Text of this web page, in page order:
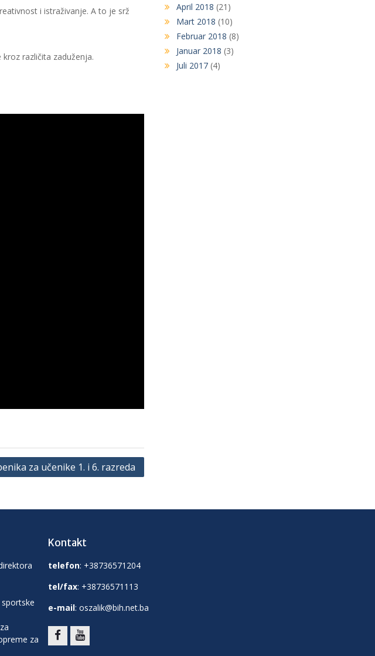
i istraživanje. A to je srž
različita zaduženja.
za učenike 1. i 6. razreda
April 2018 (21)
Mart 2018 (10)
Februar 2018 (8)
Januar 2018 (3)
Juli 2017(4)
za
Kontakt
telefon: +38736571204
tel/fax: +38736571113
e-mail: oszalik@bih.net.ba